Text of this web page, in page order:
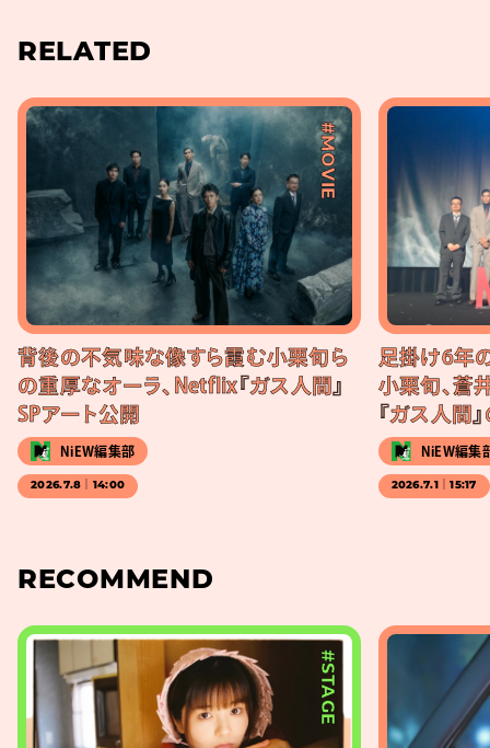
RELATED
#MOVIE
背後の不気味な像すら霞む小栗旬ら
の重厚なオーラ、Netflix『ガス人間』
SPアート公開
NiEW編集部
2026.7.8｜14:00
足掛け6年
小栗旬、蒼
『ガス人間
NiEW編集
2026.7.1｜15:17
RECOMMEND
#STAGE